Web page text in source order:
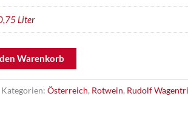
Liter
Warenkorb
Kategorien: Österreich, Rotwein, Rudolf